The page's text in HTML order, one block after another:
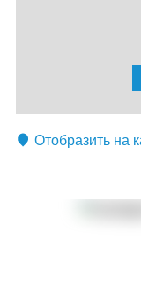
Отобразить на